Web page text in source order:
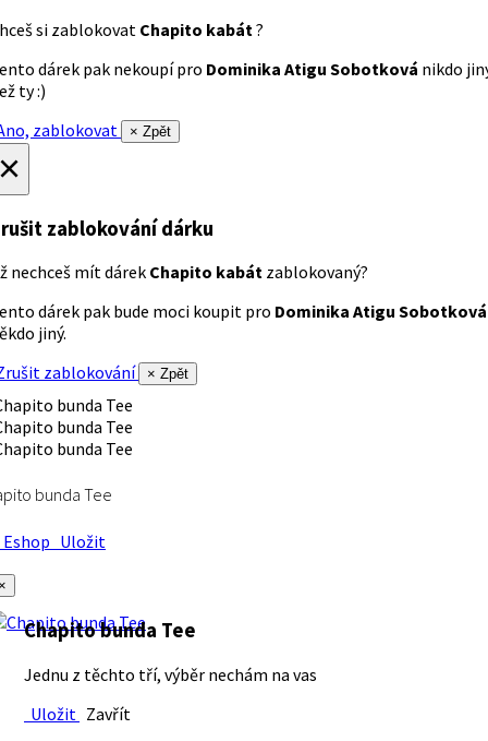
si zablokovat Chapito kabát ?
dárek pak nekoupí pro Dominika Atigu Sobotková nikdo
ty :)
zablokovat
× Zpět
zablokování dárku
nechceš mít dárek Chapito kabát zablokovaný?
dárek pak bude moci koupit pro Dominika Atigu Sobotková
jiný.
zablokování
× Zpět
bunda Tee
Uložit
Chapito bunda Tee
Jednu z těchto tří, výběr nechám na vas
Uložit Zavřít